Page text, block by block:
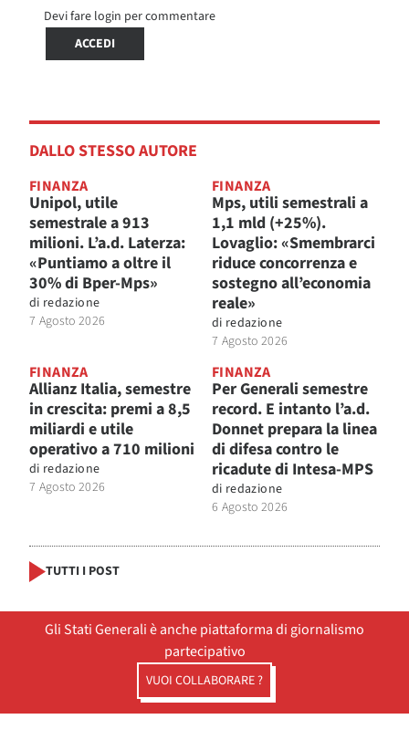
Devi fare login per commentare
ACCEDI
DALLO STESSO AUTORE
FINANZA
Unipol, utile
semestrale a 913
milioni. L’a.d. Laterza:
«Puntiamo a oltre il
30% di Bper-Mps»
di redazione
7 Agosto 2026
FINANZA
Mps, utili semestrali a
1,1 mld (+25%).
Lovaglio: «Smembrarci
riduce concorrenza e
sostegno all’economia
reale»
di redazione
7 Agosto 2026
FINANZA
Allianz Italia, semestre
in crescita: premi a 8,5
miliardi e utile
operativo a 710 milioni
di redazione
7 Agosto 2026
FINANZA
Per Generali semestre
record. E intanto l’a.d.
Donnet prepara la linea
di difesa contro le
ricadute di Intesa-MPS
di redazione
6 Agosto 2026
TUTTI I POST
Gli Stati Generali è anche piattaforma di giornalismo
partecipativo
VUOI COLLABORARE ?